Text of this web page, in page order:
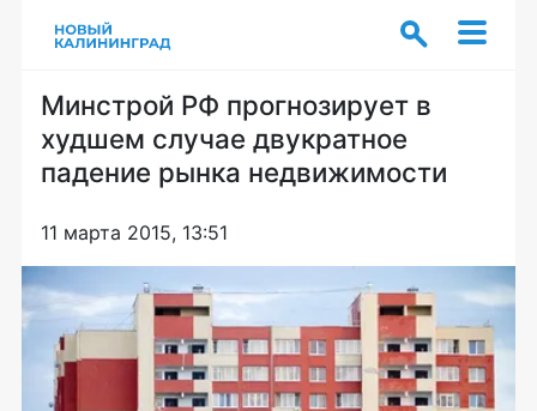
Минстрой РФ прогнозирует в
худшем случае двукратное
падение рынка недвижимости
11 марта 2015, 13:51